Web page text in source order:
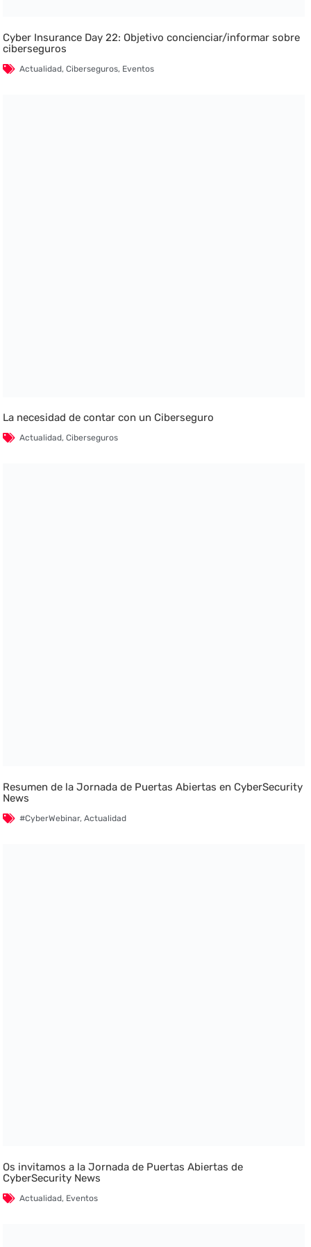
Cyber Insurance Day 22: Objetivo concienciar/informar sobre
ciberseguros
Actualidad,Ciberseguros, Eventos
La necesidad de contar con un Ciberseguro
Actualidad,Ciberseguros
Resumen de la Jornada de Puertas Abiertas en CyberSecurity
News
#CyberWebinar,Actualidad
Os invitamos a la Jornada de Puertas Abiertas de
CyberSecurity News
Actualidad, Eventos